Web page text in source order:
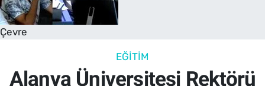
Çevre
EĞITIM
Alanya Üniversitesi Rektörü